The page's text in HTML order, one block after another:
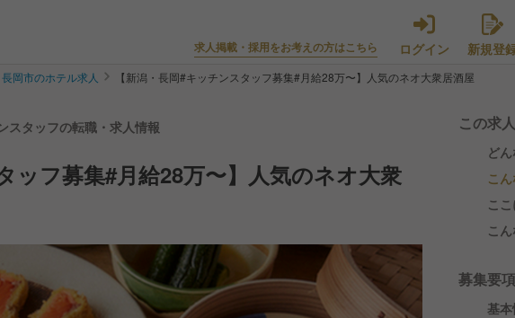
求人掲載・採用をお考えの方はこちら ログイン 新規登
長岡市のホテル求人 【新潟・長岡#キッチンスタッフ募集#月給28万〜】人気のネオ大衆居酒屋
スタッフの転職・求人情報
ッフ募集#月給28万〜】人気のネオ大衆
この求
ど
こ
こ
こ
募集要項
基